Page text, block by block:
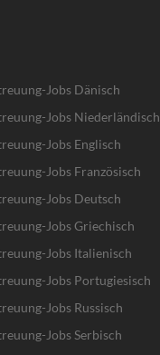
Jobs Dänisch
Jobs Niederländisch
Jobs Englisch
Jobs Französisch
Jobs Deutsch
Jobs Griechisch
Jobs Italienisch
Jobs Portugiesisch
Jobs Russisch
Jobs Serbisch